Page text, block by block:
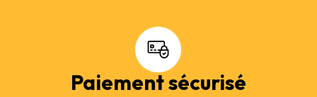
Paiement sécurisé